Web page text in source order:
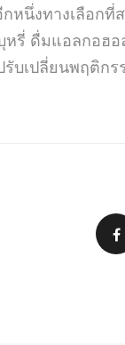
นึ่งทางเลือก
รี่ ดื่มแอลกอฮ
เปลี่ยนพฤติก